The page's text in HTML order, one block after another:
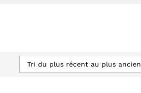
Tri du plus récent au plus ancien